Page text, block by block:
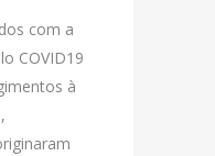
com a
COVID19
à